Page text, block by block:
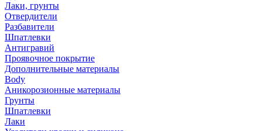
Лаки, грунты
Отвердители
Разбавители
Шпатлевки
Антигравий
Проявочное покрытие
Дополнительные материалы
Body
Аникорозионные материалы
Грунты
Шпатлевки
Лаки